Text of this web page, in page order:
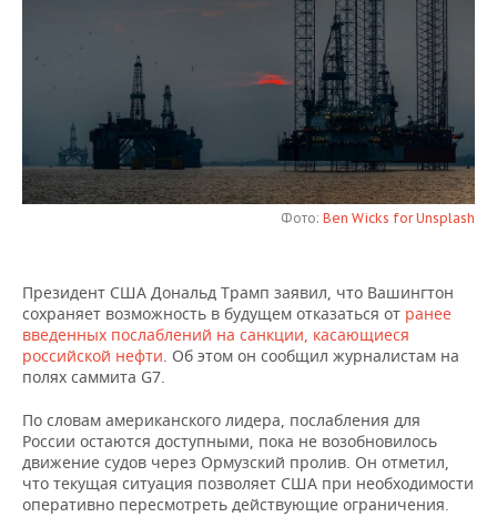
НЕФТЬ
ЭНЕРГЕТИКА
РОЗНИЧНАЯ ТОРГОВЛЯ
ТРАНСПОРТ
УСЛУГИ
НОВОСТИ ТЕХНОЛОГИЙ
МЕДИА
ТЕЛЕКОММУНИКАЦИИ
НОВОСТИ МЕРОПРИЯТИЙ
ВЫЕЗДНАЯ РЕДАКЦИЯ
БИЗНЕС-БРАНЧИ
ОТКРЫТАЯ ЛЕКЦИЯ
НОВОСТИ СПОРТА
ФУТБОЛ
БАСКЕТБОЛ
ВОЛЕЙБОЛ
ФИГУРНОЕ КАТАНИЕ
ВОДНЫЕ ВИДЫ СПОРТА
ОБЩЕСТВО
НОВОСТИ ОБЩЕСТВА
ИНФРАСТРУКТУРА
ИСТОРИЯ
МЕДИЦИНА
ОБРАЗОВАНИЕ
ФОТОГАЛЕРЕЯ
СПРАВОЧНИК
СПИСОК ПЕРСОН
ПОЛНАЯ ВЕРСИЯ
Фото: Ben Wicks for Unsplash
Президент США Дональд Трамп заявил, что Вашингтон
сохраняет возможность в будущем отказаться от ранее
введенных послаблений на санкции, касающиеся
российской нефти. Об этом он сообщил журналистам на
полях саммита G7.
По словам американского лидера, послабления для
России остаются доступными, пока не возобновилось
движение судов через Ормузский пролив. Он отметил,
что текущая ситуация позволяет США при необходимости
оперативно пересмотреть действующие ограничения.